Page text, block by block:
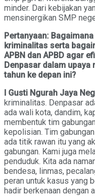
minder. Dari kebijakan
mensinergikan SMP
Pertanyaan:
kriminalitas serta
APBN dan APBD agar
Denpasar dalam upaya
tahun ke depan ini?
I Gusti Ngurah Jaya
kriminalitas. Denpasar
ada wali kota, dandim,
membentuk tim
kepolisian. Tim
ada titik rawan itu yang
gabungan. Kami juga
penduduk. Kita ada
bendesa, linmas,
peran untuk kasus yang
hadir berkenaan dengan